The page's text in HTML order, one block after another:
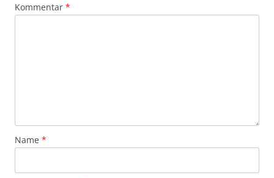
Kommentar *
Name *